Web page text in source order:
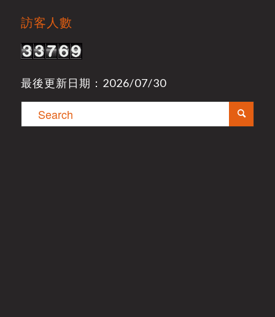
訪客人數
最後更新日期：2026/07/30